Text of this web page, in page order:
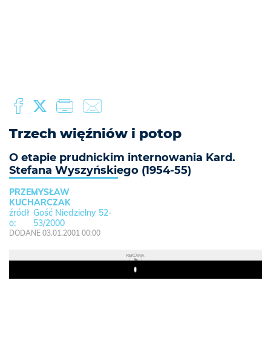
Trzech więźniów i potop
O etapie prudnickim internowania Kard.
Stefana Wyszyńskiego (1954-55)
PRZEMYSŁAW
KUCHARCZAK
Gość Niedzielny 52-
53/2000
DODANE 03.01.2001 00:00
REKLAMA
Play